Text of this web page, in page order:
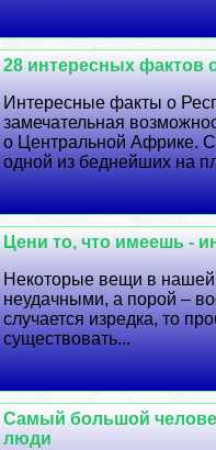
28 интересных фактов
Интересные факты о
замечательная
о Центральной Африке.
одной из беднейших на
Цени то, что имеешь -
Некоторые вещи в нашей
неудачными, а порой –
случается изредка, то
существовать...
Самый большой
люди